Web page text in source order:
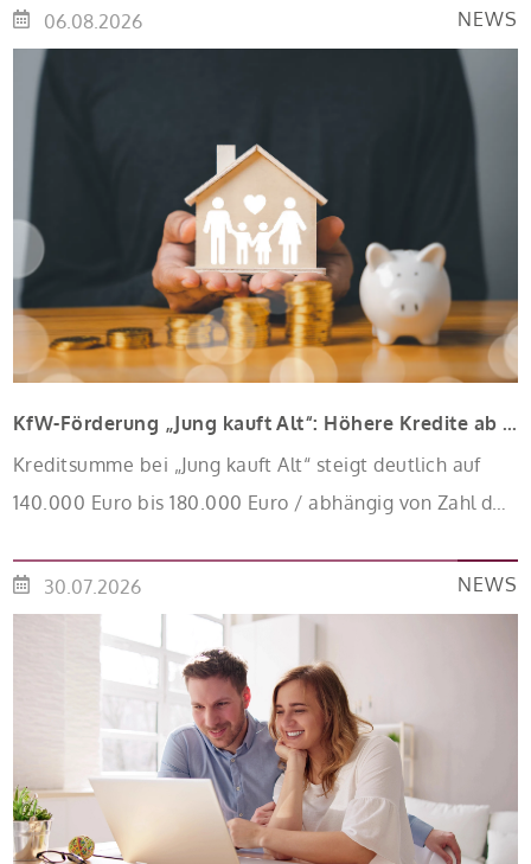
06.08.2026 NEWS
KfW-Förderung „Jung kauft Alt“: Höhere Kredite ab August 2026
Kreditsumme bei „Jung kauft Alt“ steigt deutlich auf
140.000 Euro bis 180.000 Euro / abhängig von Zahl der
verbilligt: Heutiger Zins bei 0,53 Prozent effektiv bei 35
Jahren Laufzeit und 10 Jahren Zinsbindung
Antragstellende verpflichten sich zu energetischer
Sanierung binnen 54 Monaten nach Förderzusage /
Sanierung in Einzelmaßnahmen […]
30.07.2026 NEWS